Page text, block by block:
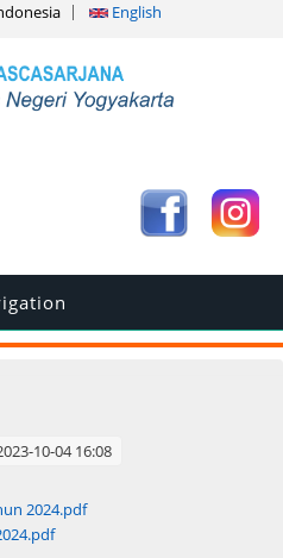
English
10-04 16:08
2024.pdf